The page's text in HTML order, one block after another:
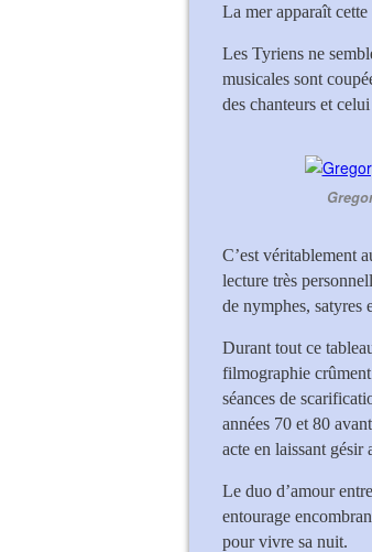
La mer apparaît
Les Tyriens ne
musicales sont
des chanteurs et
C’est véritablement
lecture très
de nymphes, satyres
Durant tout ce
filmographie crûment
séances de
années 70 et 80
acte en laissant gésir
Le duo d’amour
entourage
pour vivre sa nuit.